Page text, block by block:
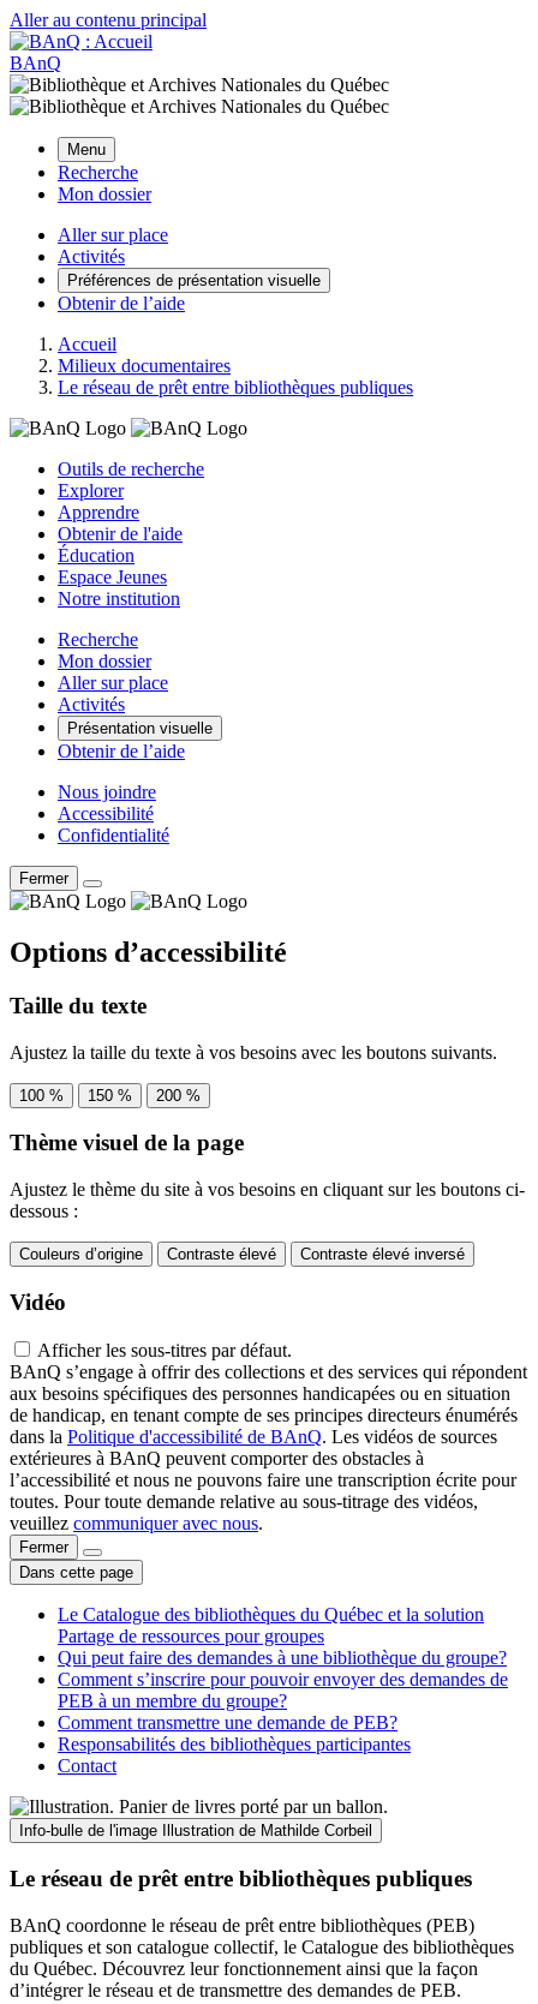
Aller au contenu principal
BAnQ
Menu
Recherche
Mon dossier
Aller sur place
Activités
Préférences de présentation visuelle
Obtenir de l’aide
Accueil
Milieux documentaires
Le réseau de prêt entre bibliothèques publiques
Outils de recherche
Explorer
Apprendre
Obtenir de l'aide
Éducation
Espace Jeunes
Notre institution
Recherche
Mon dossier
Aller sur place
Activités
Présentation visuelle
Obtenir de l’aide
Nous joindre
Accessibilité
Confidentialité
Fermer
Options d’accessibilité
Taille du texte
Ajustez la taille du texte à vos besoins avec les boutons suivants.
100 % 150 % 200 %
Thème visuel de la page
Ajustez le thème du site à vos besoins en cliquant sur les boutons ci-
dessous :
Couleurs d’origine Contraste élevé Contraste élevé inversé
Vidéo
Afficher les sous-titres par défaut.
BAnQ s’engage à offrir des collections et des services qui répondent
aux besoins spécifiques des personnes handicapées ou en situation
de handicap, en tenant compte de ses principes directeurs énumérés
dans la Politique d'accessibilité de BAnQ. Les vidéos de sources
extérieures à BAnQ peuvent comporter des obstacles à
l’accessibilité et nous ne pouvons faire une transcription écrite pour
toutes. Pour toute demande relative au sous-titrage des vidéos,
veuillez communiquer avec nous.
Fermer
Dans cette page
Le Catalogue des bibliothèques du Québec et la solution
Partage de ressources pour groupes
Qui peut faire des demandes à une bibliothèque du groupe?
Comment s’inscrire pour pouvoir envoyer des demandes de
PEB à un membre du groupe?
Comment transmettre une demande de PEB?
Responsabilités des bibliothèques participantes
Contact
Info-bulle de l'image Illustration de Mathilde Corbeil
Le réseau de prêt entre bibliothèques publiques
BAnQ coordonne le réseau de prêt entre bibliothèques (PEB)
publiques et son catalogue collectif, le Catalogue des bibliothèques
du Québec. Découvrez leur fonctionnement ainsi que la façon
d’intégrer le réseau et de transmettre des demandes de PEB.